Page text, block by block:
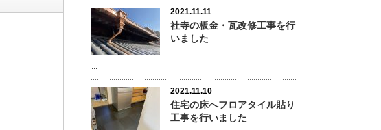
2021.11.11
社寺の板金・瓦改修工事を行
いました
...
2021.11.10
住宅の床へフロアタイル貼り
工事を行いました